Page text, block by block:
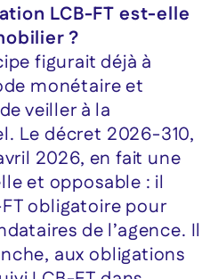
LCB-FT est-elle
?
figurait déjà à
monétaire et
veiller à la
Le décret 2026-310,
2026, en fait une
et opposable : il
obligatoire pour
de l’agence. Il
aux obligations